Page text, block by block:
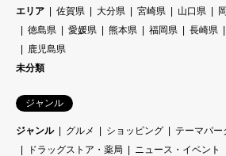
エリア 佐賀県 大分県 宮崎県 山口県
徳島県
愛媛県 熊本県 福岡県 長崎県
鹿児島県
未分類
ジャンル
ジャンル グルメ ショッピング テーマパー
ドラッグストア・薬局
ニュース・イベント